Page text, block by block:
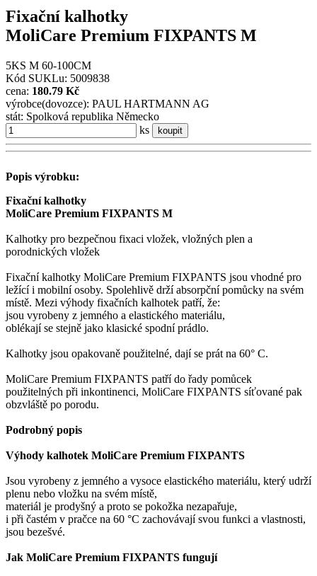
Fixační kalhotky
MoliCare Premium FIXPANTS M
5KS M 60-100CM
Kód SUKLu: 5009838
cena: 180.79 Kč
výrobce(dovozce): PAUL HARTMANN AG
stát: Spolková republika Německo
ks
koupit
Popis výrobku:
Fixační kalhotky
MoliCare Premium FIXPANTS M
Kalhotky pro bezpečnou fixaci vložek, vložných plen a
porodnických vložek
Fixační kalhotky MoliCare Premium FIXPANTS jsou vhodné pro
ležící i mobilní osoby. Spolehlivě drží absorpční pomůcky na svém
místě. Mezi výhody fixačních kalhotek patří, že:
jsou vyrobeny z jemného a elastického materiálu,
oblékají se stejně jako klasické spodní prádlo.
Kalhotky jsou opakovaně použitelné, dají se prát na 60° C.
MoliCare Premium FIXPANTS patří do řady pomůcek
použitelných při inkontinenci, MoliCare FIXPANTS síťované pak
obzvláště po porodu.
Podrobný popis
Výhody kalhotek MoliCare Premium FIXPANTS
Jsou vyrobeny z jemného a vysoce elastického materiálu, který udrží
plenu nebo vložku na svém místě,
materiál je prodyšný a proto se pokožka nezapařuje,
i při častém v pračce na 60 °C zachovávají svou funkci a vlastnosti,
jsou bezešvé.
Jak MoliCare Premium FIXPANTS fungují